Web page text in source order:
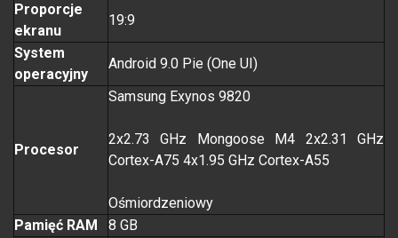
Proporcje
ekranu
19:9
System
operacyjny
Android 9.0 Pie (One UI)
Procesor
Samsung Exynos 9820
2x2.73 GHz Mongoose M4 2x2.31 GHz
Cortex-A75 4x1.95 GHz Cortex-A55
Ośmiordzeniowy
Pamięć RAM
8 GB